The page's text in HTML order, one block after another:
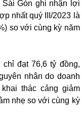
Gòn ghi nhận lợi
nhất quý III/2023 là
so với cùng kỳ năm
đạt 76,6 tỷ đồng,
nhân do doanh
thác cảng giảm
nhẹ so với cùng kỳ